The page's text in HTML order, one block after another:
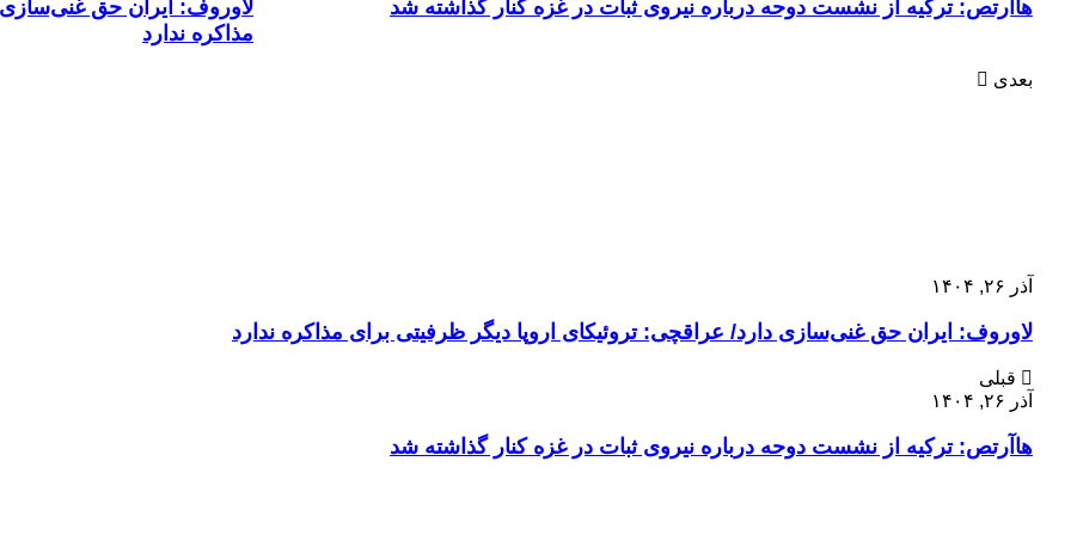
هاآرتص: ترکیه از نشست دوحه درباره نیروی ثبات در غزه کنار گذاشته شد
لاوروف: ایران حق غنی‌سازی
مذاکره ندارد
بعدی
آذر ۲۶, ۱۴۰۴
لاوروف: ایران حق غنی‌سازی دارد/ عراقچی: تروئیکای اروپا دیگر ظرفیتی برای مذاکره ندارد
قبلی
آذر ۲۶, ۱۴۰۴
هاآرتص: ترکیه از نشست دوحه درباره نیروی ثبات در غزه کنار گذاشته شد